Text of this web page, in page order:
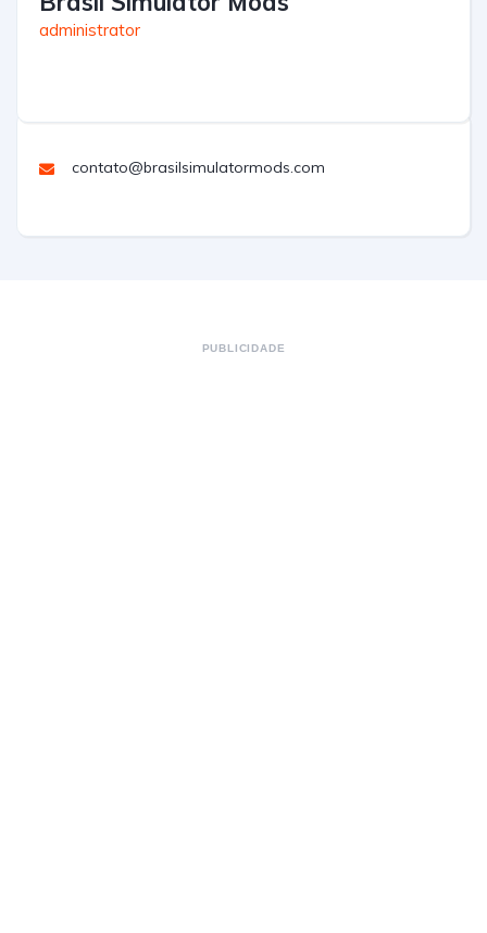
administrator
contato@brasilsimulatormods.com
PUBLICIDADE